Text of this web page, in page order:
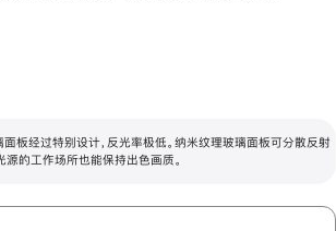
板经过特别设计，反光率极低。纳米纹理玻璃面板可分散反射
源的工作场所也能保持出色画质。